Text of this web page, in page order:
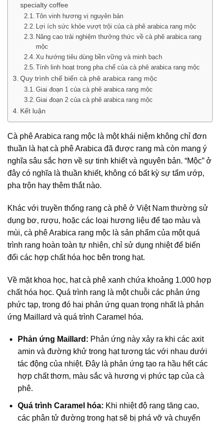
specialty coffee
Tôn vinh hương vị nguyên bản
Lợi ích sức khỏe vượt trội của cà phê arabica rang mộc
Nâng cao trải nghiệm thưởng thức về cà phê arabica rang
mộc
Xu hướng tiêu dùng bền vững và minh bạch
Tính linh hoạt trong pha chế của cà phê arabica rang mộc
Quy trình chế biến cà phê arabica rang mộc
Giai đoạn 1 của cà phê arabica rang mộc
Giai đoạn 2 của cà phê arabica rang mộc
Kết luận
Cà phê Arabica rang mộc là một khái niệm không chỉ đơn
thuần là hạt cà phê Arabica đã được rang mà còn mang ý
nghĩa sâu sắc hơn về sự tinh khiết và nguyên bản. “Mộc” ở
đây có nghĩa là thuần khiết, không có bất kỳ sự tẩm ướp,
pha trộn hay thêm thắt nào.
Khác với truyền thống rang cà phê ở Việt Nam thường sử
dụng bơ, rượu, hoặc các loại hương liệu để tạo màu và
mùi, cà phê Arabica rang mộc là sản phẩm của một quá
trình rang hoàn toàn tự nhiên, chỉ sử dụng nhiệt để biến
đổi các hợp chất hóa học bên trong hạt.
Về mặt khoa học, hạt cà phê xanh chứa khoảng 1.000 hợp
chất hóa học. Quá trình rang là một chuỗi các phản ứng
phức tạp, trong đó hai phản ứng quan trọng nhất là phản
ứng Maillard và quá trình Caramel hóa.
Phản ứng Maillard : Phản ứng này xảy ra khi các axit
amin và đường khử trong hạt tương tác với nhau dưới
tác động của nhiệt. Đây là phản ứng tạo ra hầu hết các
hợp chất thơm, màu sắc và hương vị phức tạp của cà
phê.
Quá trình Caramel hóa: Khi nhiệt độ rang tăng cao,
các phân tử đường trong hạt sẽ bị phá vỡ và chuyển